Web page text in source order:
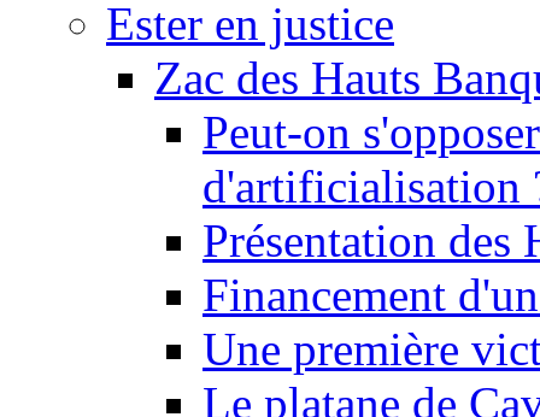
Ester en justice
Zac des Hauts
Peut-on
d'artificialisation
Présentation des
Financement
Une première
Le platane de